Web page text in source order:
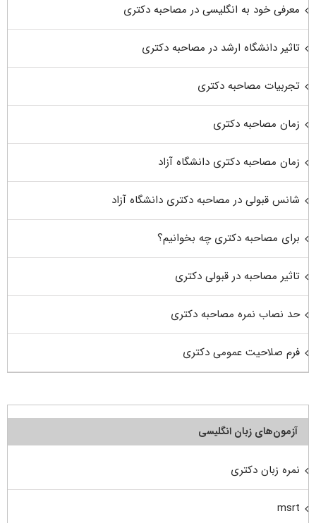
معرفی خود به انگلیسی در مصاحبه دکتری
تاثیر دانشگاه ارشد در مصاحبه دکتری
تجربیات مصاحبه دکتری
زمان مصاحبه دکتری
زمان مصاحبه دکتری دانشگاه آزاد
شانس قبولی در مصاحبه دکتری دانشگاه آزاد
برای مصاحبه دکتری چه بخوانیم؟
تاثیر مصاحبه در قبولی دکتری
حد نصاب نمره مصاحبه دکتری
فرم صلاحیت عمومی دکتری
آزمون‌های زبان انگلیسی
نمره زبان دکتری
msrt